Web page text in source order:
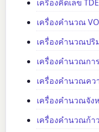
เครื่องคิดเลข
เครื่องคำนวณ
เครื่องคำนวณป
เครื่องคำนวณกา
เครื่องคำนวณคว
เครื่องคำนวณจัง
เครื่องคำนวณก้า